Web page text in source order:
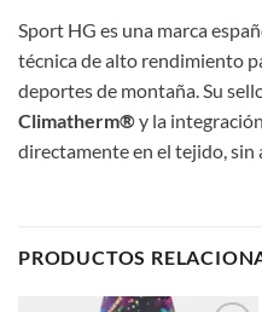
Sport HG es una marca
técnica de alto rendimiento
deportes de montaña. Su
Climatherm®y la
directamente en el tejido, sin
PRODUCTOS